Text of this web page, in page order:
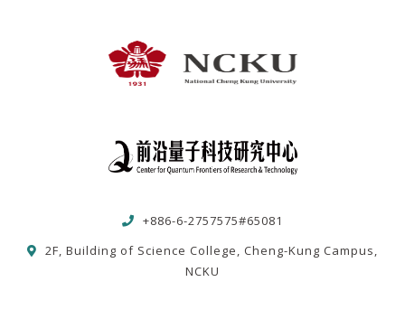
+886-6-2757575#65081
2F, Building of Science College, Cheng-Kung Campus,
NCKU